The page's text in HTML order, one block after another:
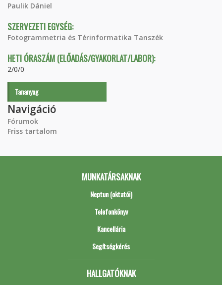
Paulik Dániel
SZERVEZETI EGYSÉG:
Fotogrammetria és Térinformatika Tanszék
HETI ÓRASZÁM (ELŐADÁS/GYAKORLAT/LABOR):
2/0/0
Tananyag
Navigáció
Fórumok
Friss tartalom
MUNKATÁRSAKNAK
Neptun (oktatói)
Telefonkönyv
Kancellária
Segítségkérés
HALLGATÓKNAK